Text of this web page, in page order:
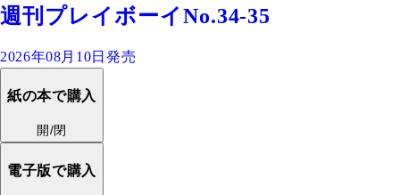
週刊プレイボーイNo.34-35
2026年08月10日発売
紙の本で購入
開/閉
電子版で購入